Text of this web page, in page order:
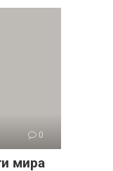
0
мира